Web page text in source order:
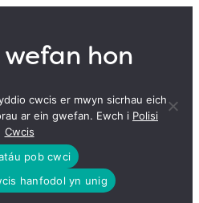
wefan hon
cwcis er mwyn sicrhau eich
ar ein gwefan. Ewch i Polisi
Cwcis
pob cwci
hanfodol yn unig